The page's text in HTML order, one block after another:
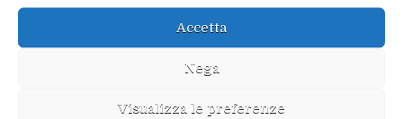
Accetta
Nega
Visualizza le preferenze
Dichiarazioni fiscali